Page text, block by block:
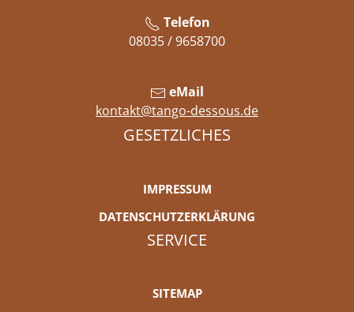
Telefon
08035 / 9658700
eMail
kontakt@tango-dessous.de
GESETZLICHES
IMPRESSUM
DATENSCHUTZERKLÄRUNG
SERVICE
SITEMAP